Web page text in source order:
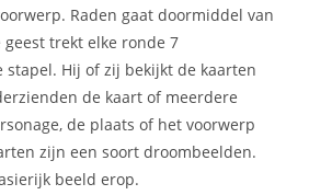
Raden gaat doormiddel van
trekt elke ronde 7
stapel. Hij of zij bekijkt de kaarten
de kaart of meerdere
de plaats of het voorwerp
zijn een soort droombeelden.
beeld erop.